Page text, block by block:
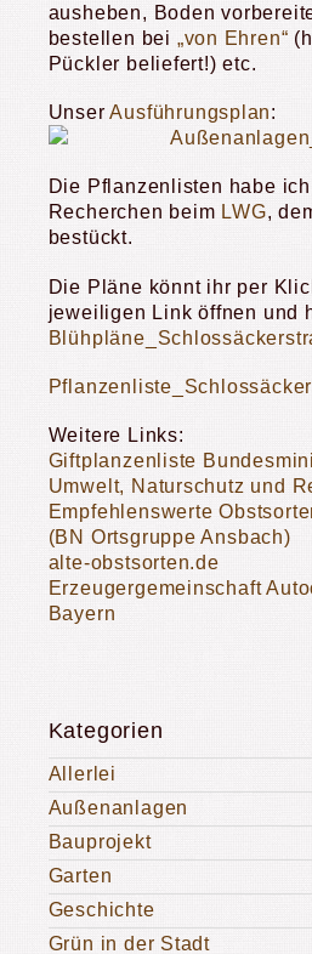
ausheben, Boden
bestellen bei „von Ehren“
Pückler beliefert!) etc.
UnserAusführungsplan:
Die Pflanzenlisten habe
Recherchen beim LWG,
bestückt.
Die Pläne könnt ihr per
jeweiligen Link öffnen und
Weitere Links:
Giftplanzenliste
Umwelt, Naturschutz und
Empfehlenswerte
(BN Ortsgruppe Ansbach)
alte-obstsorten.de
Erzeugergemeinschaft
Bayern
Kategorien
Allerlei
Außenanlagen
Bauprojekt
Garten
Geschichte
Grün in der Stadt